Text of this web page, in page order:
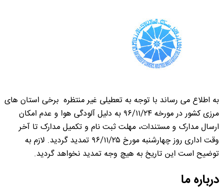
به اطلاع می رساند با توجه به تعطیلی غیر منتظره برخی استان های
مرزی کشور در مورخه ۹۶/۱۱/۲۴ به دلیل آلودگی هوا و عدم امکان
ارسال مدارک و مستندات، مهلت ثبت نام و تکمیل مدارک تا آخر
وقت اداری روز چهارشنبه مورخ ۹۶/۱۱/۲۵ تمدید گردید. لازم به
توضیح است این تاریخ به هیچ وجه تمدید نخواهد گردید.
درباره ما